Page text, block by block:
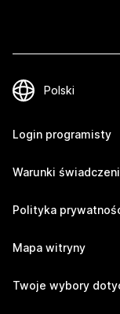
Login programisty
Warunki
Polityka
Mapa witryny
Twoje wybory